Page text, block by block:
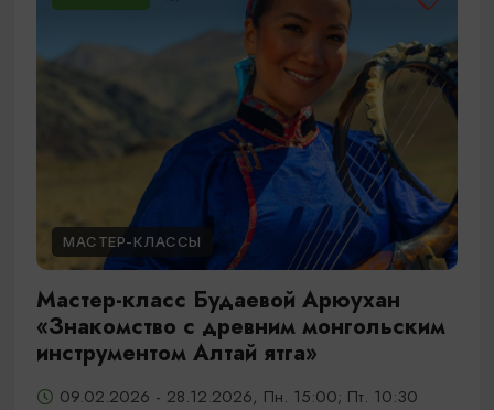
МАСТЕР-КЛАССЫ
Мастер-класс Будаевой Арюухан
«Знакомство с древним монгольским
инструментом Алтай ятга»
09.02.2026 - 28.12.2026, Пн. 15:00; Пт. 10:30